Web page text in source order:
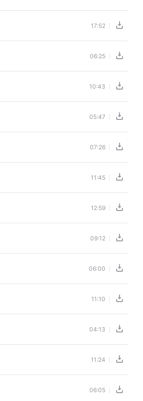
17:52
06:25
10:43
05:47
07:26
11:45
12:59
09:12
06:00
11:10
04:13
11:24
06:05